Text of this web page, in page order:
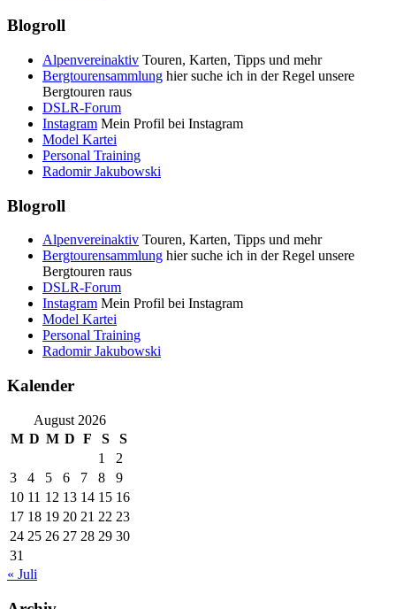
Blogroll
Alpenvereinaktiv Touren, Karten, Tipps und mehr
Bergtourensammlung hier suche ich in der Regel unsere
Bergtouren raus
DSLR-Forum
Instagram Mein Profil bei Instagram
Model Kartei
Personal Training
Radomir Jakubowski
Blogroll
Alpenvereinaktiv Touren, Karten, Tipps und mehr
Bergtourensammlung hier suche ich in der Regel unsere
Bergtouren raus
DSLR-Forum
Instagram Mein Profil bei Instagram
Model Kartei
Personal Training
Radomir Jakubowski
Kalender
August 2026
M D M D F S
S
1
2
3
4 5 6 7 8
9
10 11 12 13 14 15 16
17 18 19 20 21 22 23
24 25 26 27 28 29 30
31
« Juli